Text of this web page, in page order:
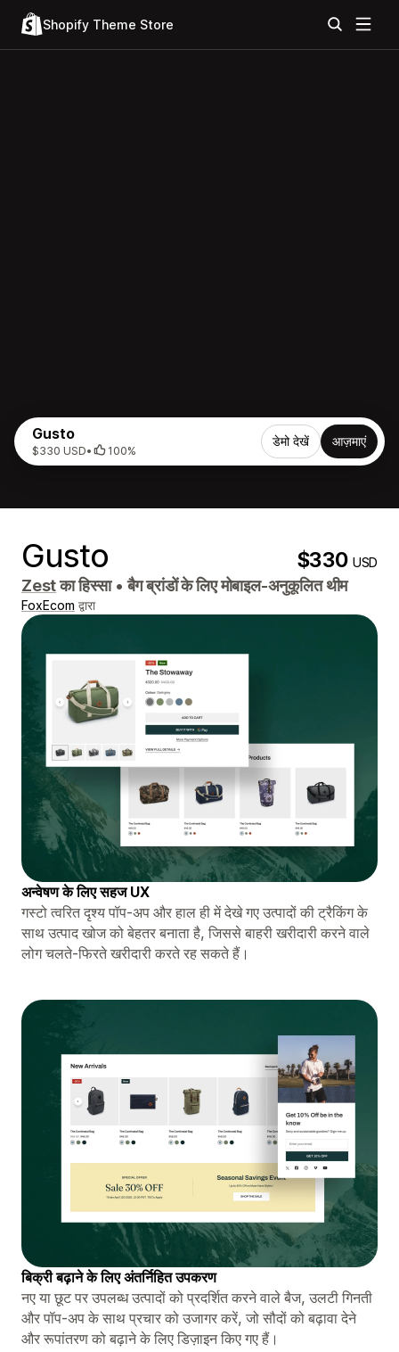
Shopify Theme Store
Gusto
$330 USD• 100%
डेमो देखें आज़माएं
Gusto $330USD
Zestका हिस्सा • बैग ब्रांडों के लिए मोबाइल-अनुकूलित थीम
FoxEcom द्वारा
अन्वेषण के लिए सहज UX
गस्टो त्वरित दृश्य पॉप-अप और हाल ही में देखे गए उत्पादों की ट्रैकिंग के
साथ उत्पाद खोज को बेहतर बनाता है, जिससे बाहरी खरीदारी करने वाले
लोग चलते-फिरते खरीदारी करते रह सकते हैं।
बिक्री बढ़ाने के लिए अंतर्निहित उपकरण
नए या छूट पर उपलब्ध उत्पादों को प्रदर्शित करने वाले बैज, उलटी गिनती
और पॉप-अप के साथ प्रचार को उजागर करें, जो सौदों को बढ़ावा देने
और रूपांतरण को बढ़ाने के लिए डिज़ाइन किए गए हैं।